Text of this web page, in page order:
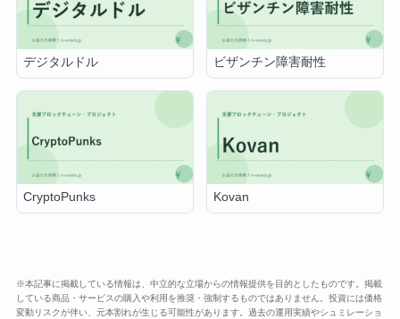
デジタルドル ビザンチン障害耐性
CryptoPunks Kovan
※本記事に掲載している情報は、中立的な立場からの情報提供を目的としたものです。掲載
している商品・サービスの購入や利用を推奨・強制するものではありません。投資には価格
変動リスクが伴い、元本割れが生じる可能性があります。過去の運用実績やシュミレーショ